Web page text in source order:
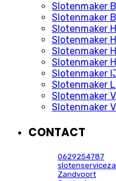
Slotenmaker
Slotenmaker
Slotenmaker
Slotenmaker
Slotenmaker
Slotenmaker
Slotenmaker
Slotenmaker
Slotenmaker
Slotenmaker
CONTACT
0629254787
Zandvoort